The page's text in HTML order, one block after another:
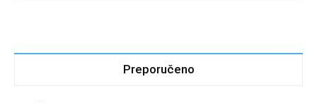
Preporučeno